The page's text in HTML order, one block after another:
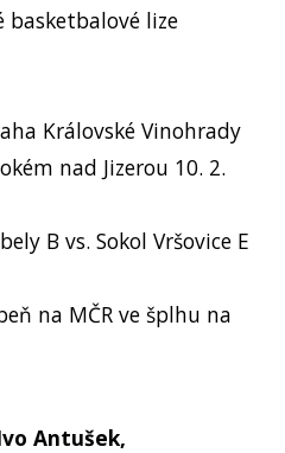
basketbalové lize
Královské Vinohrady
nad Jizerou 10. 2.
B vs. Sokol Vršovice E
na MČR ve šplhu na
Antušek,